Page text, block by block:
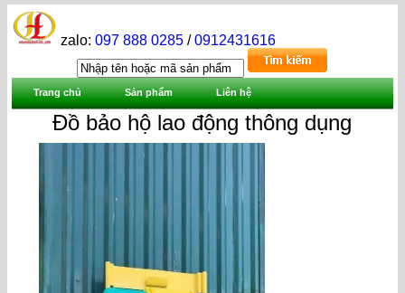
zalo:097 888 0285 /0912431616
Trang chủ Sản phẩm Liên hệ
Đồ bảo hộ lao động thông dụng